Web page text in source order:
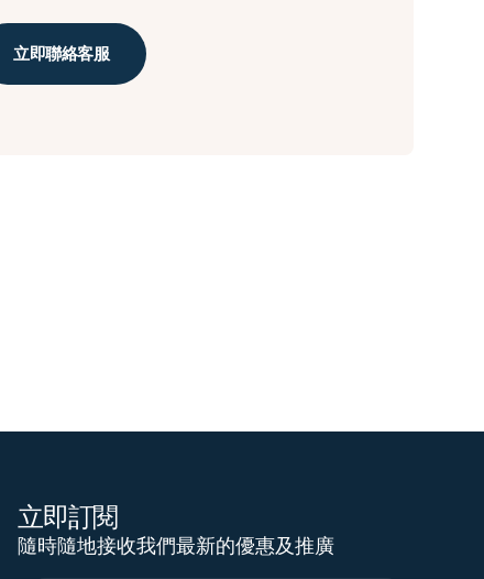
立即聯絡客服
立即訂閱
隨時隨地接收我們最新的優惠及推廣